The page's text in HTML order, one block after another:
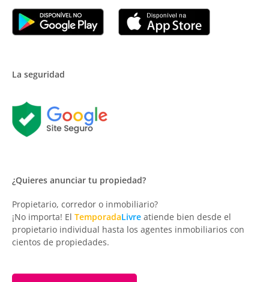
La seguridad
¿Quieres anunciar tu propiedad?
Propietario, corredor o inmobiliario?
¡No importa! El TemporadaLivre atiende bien desde el
propietario individual hasta los agentes inmobiliarios con
cientos de propiedades.